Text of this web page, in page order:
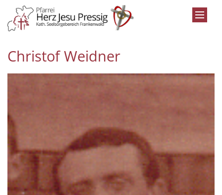
Zum Inhalt springen
Christof Weidner